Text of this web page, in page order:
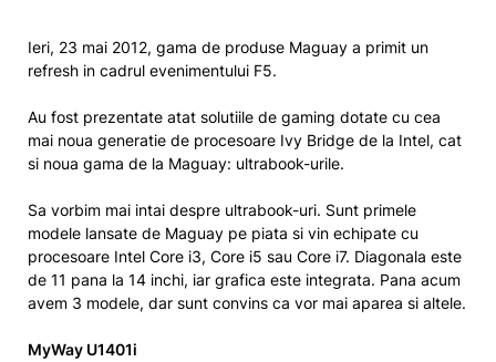
Ieri, 23 mai 2012, gama de produse Maguay a primit un
refresh in cadrul evenimentului F5.
Au fost prezentate atat solutiile de gaming dotate cu cea
mai noua generatie de procesoare Ivy Bridge de la Intel, cat
si noua gama de la Maguay: ultrabook-urile.
Sa vorbim mai intai despre ultrabook-uri. Sunt primele
modele lansate de Maguay pe piata si vin echipate cu
procesoare Intel Core i3, Core i5 sau Core i7. Diagonala este
de 11 pana la 14 inchi, iar grafica este integrata. Pana acum
avem 3 modele, dar sunt convins ca vor mai aparea si altele.
MyWay U1401i